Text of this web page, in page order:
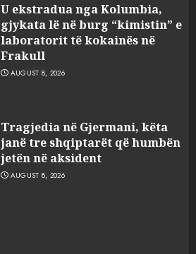
U ekstradua nga Kolumbia,
gjykata lë në burg “kimistin” e
laboratorit të kokainës në
Frakull
AUGUST 8, 2026
Tragjedia në Gjermani, këta
janë tre shqiptarët që humbën
jetën në aksident
AUGUST 8, 2026